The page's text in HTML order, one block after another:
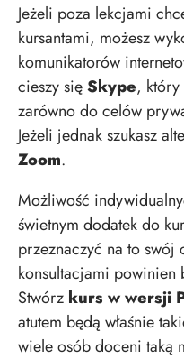
Jeżeli poza lekcjami
kursantami, możesz
komunikatorów
cieszy sięSkype, który
zarówno do celów
Jeżeli jednak szukasz
Zoom.
Możliwość
świetnym dodatek do
przeznaczyć na to swój
konsultacjami powinien
Stwórz kurs w wersji
atutem będą właśnie
wiele osób doceni taką